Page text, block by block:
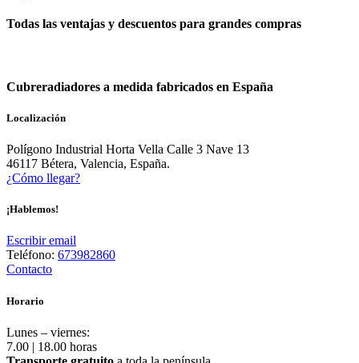
Todas las ventajas y descuentos para grandes compras
Cubreradiadores a medida fabricados en España
Localización
Polígono Industrial Horta Vella Calle 3 Nave 13
46117 Bétera, Valencia, España.
¿Cómo llegar?
¡Hablemos!
Escribir email
Teléfono: 673982860
Contacto
Horario
Lunes – viernes:
7.00 | 18.00 horas